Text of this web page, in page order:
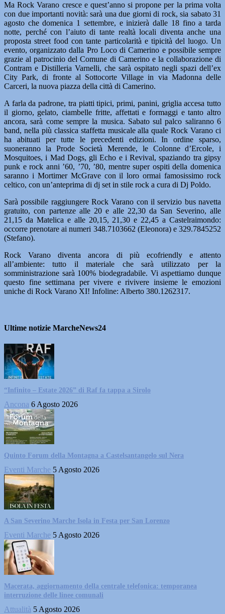
Ma Rock Varano cresce e quest’anno si propone per la prima volta
con due importanti novità: sarà una due giorni di rock, sia sabato 31
agosto che domenica 1 settembre, e inizierà dalle 18 fino a tarda
notte, perché con l’aiuto di tante realtà locali diventa anche una
proposta street food con tante particolarità e tipicità del luogo. Un
evento, organizzato dalla Pro Loco di Camerino e possibile sempre
grazie al patrocinio del Comune di Camerino e la collaborazione di
Contram e Distilleria Varnelli, che sarà ospitato negli spazi dell’ex
City Park, di fronte al Sottocorte Village in via Madonna delle
Carceri, la nuova piazza della città di Camerino.
A farla da padrone, tra piatti tipici, primi, panini, griglia accesa tutto
il giorno, gelato, ciambelle fritte, affettati e formaggi e tanto altro
ancora, sarà come sempre la musica. Sabato sul palco saliranno 6
band, nella più classica staffetta musicale alla quale Rock Varano ci
ha abituati per tutte le precedenti edizioni. In ordine sparso,
suoneranno la Prode Società Merende, le Colonne d’Ercole, i
Mosquitoes, i Mad Dogs, gli Echo e i Revival, spaziando tra gipsy
punk e rock anni ’60, ’70, ’80, mentre super ospiti della domenica
saranno i Mortimer McGrave con il loro ormai famosissimo rock
celtico, con un’anteprima di dj set in stile rock a cura di Dj Poldo.
Sarà possibile raggiungere Rock Varano con il servizio bus navetta
gratuito, con partenze alle 20 e alle 22,30 da San Severino, alle
21,15 da Matelica e alle 20,15, 21,30 e 22,45 a Castelraimondo:
occorre prenotare ai numeri 348.7103662 (Eleonora) e 329.7845252
(Stefano).
Rock Varano diventa ancora di più ecofriendly e attento
all’ambiente: tutto il materiale che sarà utilizzato per la
somministrazione sarà 100% biodegradabile. Vi aspettiamo dunque
questo fine settimana per vivere e rivivere insieme le emozioni
uniche di Rock Varano XI! Infoline: Alberto 380.1262317.
Ultime notizie MarcheNews24
“Infinito – Estate 2026” di Raf fa tappa a Sirolo
Ancona 6 Agosto 2026
Quinto Forum della Montagna a Castelsantangelo sul Nera
Eventi Marche 5 Agosto 2026
A San Severino Marche Isola in Festa per San Lorenzo
Eventi Marche 5 Agosto 2026
Macerata, aggiornamento della centrale telefonica: temporanea
interruzione delle linee comunali
Attualità 5 Agosto 2026